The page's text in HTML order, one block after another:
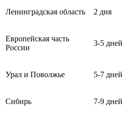
Ленинградская область 2 дня
Европейская часть
России
3-5 дней
Урал и Поволжье 5-7 дней
Сибирь 7-9 дней